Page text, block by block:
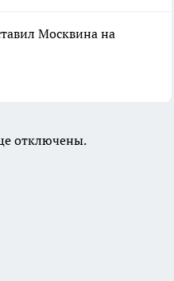
Москвина на
отключены.